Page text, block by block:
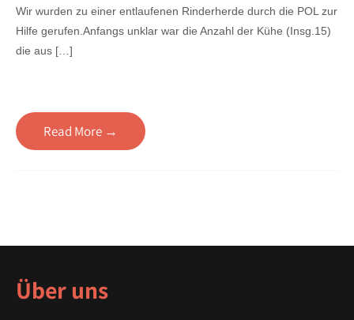
Wir wurden zu einer entlaufenen Rinderherde durch die POL zur
Hilfe gerufen.Anfangs unklar war die Anzahl der Kühe (Insg.15)
die aus […]
Read More →
Über uns